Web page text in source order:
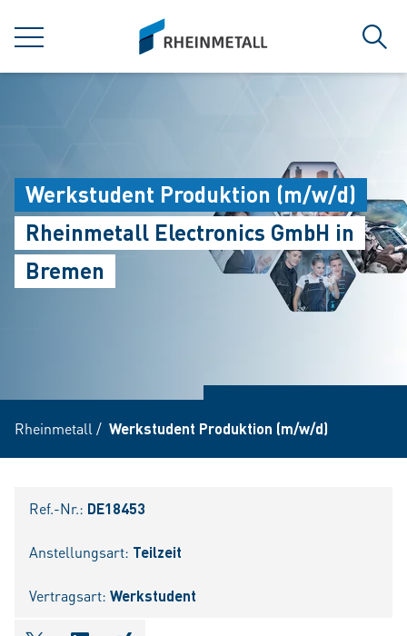
MENÜ
siteLogo
Werkstudent Produktion (m/w/d)
Rheinmetall Electronics GmbH in
Bremen
Rheinmetall / Werkstudent Produktion (m/w/d)
Ref.-Nr.: DE18453
Anstellungsart: Teilzeit
Vertragsart: Werkstudent